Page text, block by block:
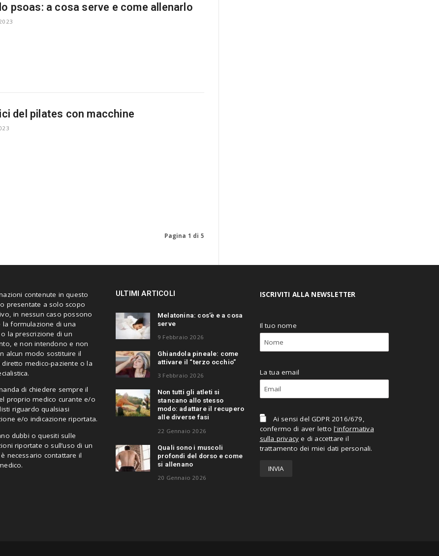
psoas: a cosa serve e come allenarlo
del pilates con macchine
Pagina 1 di 5
contenute in questo
presentate a solo scopo
in nessun caso possono
la formulazione di una
la prescrizione di un
e non intendono e non
alcun modo sostituire il
medico-paziente o la
di chiedere sempre il
proprio medico curante e/o
riguardo qualsiasi
e/o indicazione riportata.
dubbi o quesiti sulle
riportate o sull’uso di un
necessario contattare il
ULTIMI ARTICOLI
Melatonina: cos’è e a cosa
serve
9 Febbraio 2026
Ghiandola pineale: come
attivare il “terzo occhio”
3 Febbraio 2026
Non tutti gli atleti si
stancano allo stesso
modo: adattare il recupero
alle diverse fasi
22 Gennaio 2026
Quali sono i muscoli
profondi del dorso e come
si allenano
20 Gennaio 2026
ISCRIVITI ALLA NEWSLETTER
Il tuo nome
La tua email
Ai sensi del GDPR 2016/679,
confermo di aver lettol'informativa
sulla privacy e di accettare il
trattamento dei miei dati personali.